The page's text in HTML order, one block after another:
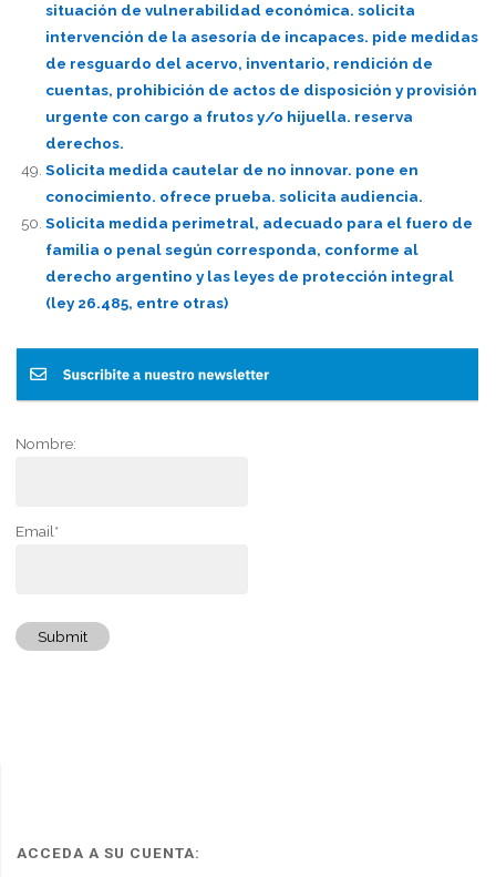
situación de vulnerabilidad económica. solicita
intervención de la asesoría de incapaces. pide medidas
de resguardo del acervo, inventario, rendición de
cuentas, prohibición de actos de disposición y provisión
urgente con cargo a frutos y/o hijuella. reserva
derechos.
Solicita medida cautelar de no innovar. pone en
conocimiento. ofrece prueba. solicita audiencia.
Solicita medida perimetral, adecuado para el fuero de
familia o penal según corresponda, conforme al
derecho argentino y las leyes de protección integral
(ley 26.485, entre otras)
Nombre:
Email*
Submit
ACCEDA A SU CUENTA: